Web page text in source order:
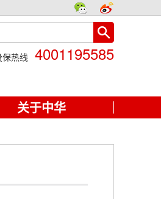
保热线 4001195585
关于中华